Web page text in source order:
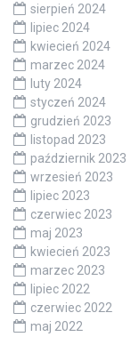
sierpień 2024
lipiec 2024
kwiecień 2024
marzec 2024
luty 2024
styczeń 2024
grudzień 2023
listopad 2023
październik 2023
wrzesień 2023
lipiec 2023
czerwiec 2023
maj 2023
kwiecień 2023
marzec 2023
lipiec 2022
czerwiec 2022
maj 2022